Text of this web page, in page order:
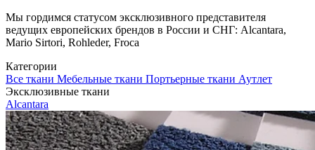
Мы гордимся статусом эксклюзивного представителя
ведущих европейских брендов в России и СНГ: Alcantara,
Mario Sirtori, Rohleder, Froca
Категории
Все ткани Мебельные ткани Портьерные ткани Аутлет
Эксклюзивные ткани
Alcantara